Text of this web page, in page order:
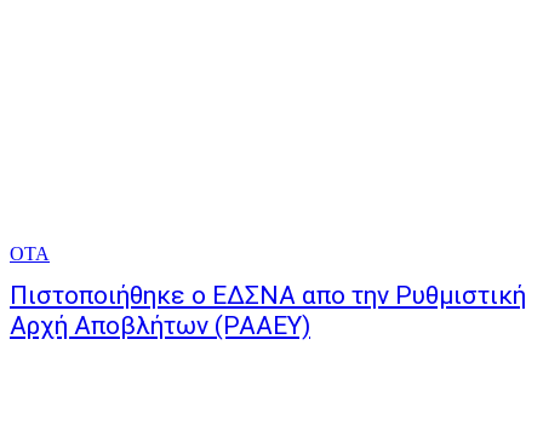
ΟΤΑ
Πιστοποιήθηκε ο ΕΔΣΝΑ απο την Ρυθμιστική
Αρχή Αποβλήτων (ΡΑΑΕΥ)